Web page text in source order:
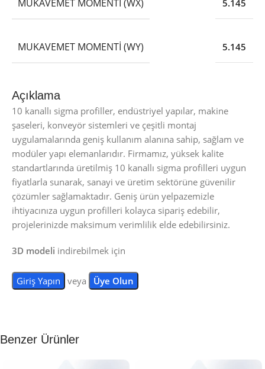
Açıklama
10 kanallı sigma profiller, endüstriyel yapılar, makine
şaseleri, konveyör sistemleri ve çeşitli montaj
uygulamalarında geniş kullanım alanına sahip, sağlam ve
modüler yapı elemanlarıdır. Firmamız, yüksek kalite
standartlarında üretilmiş 10 kanallı sigma profilleri uygun
fiyatlarla sunarak, sanayi ve üretim sektörüne güvenilir
çözümler sağlamaktadır. Geniş ürün yelpazemizle
ihtiyacınıza uygun profilleri kolayca sipariş edebilir,
projelerinizde maksimum verimlilik elde edebilirsiniz.
3D modeli indirebilmek için
Giriş Yapın veya Üye Olun
MUKAVEMET MOMENTI (WX) 5.145
MUKAVEMET MOMENTI (WY) 5.145
Benzer Ürünler